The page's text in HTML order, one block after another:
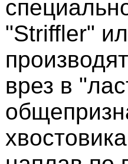
"Striffler"
врез в